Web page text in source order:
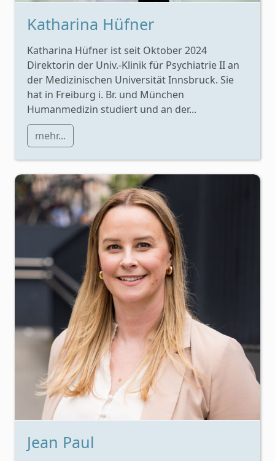
Katharina Hüfner
Katharina Hüfner ist seit Oktober 2024
Direktorin der Univ.-Klinik für Psychiatrie II an
der Medizinischen Universität Innsbruck. Sie
hat in Freiburg i. Br. und München
Humanmedizin studiert und an der...
mehr...
Jean Paul